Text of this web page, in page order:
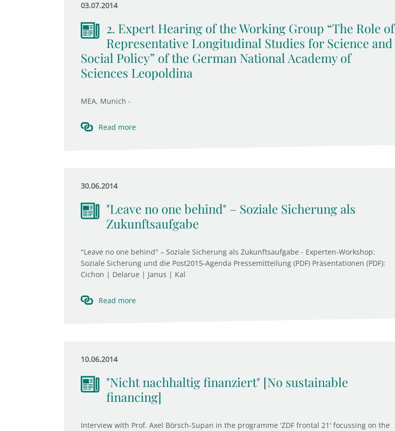
03.07.2014
2. Expert Hearing of the Working Group “The Role of
Representative Longitudinal Studies for Science and
Social Policy” of the German National Academy of
Sciences Leopoldina
MEA, Munich -
Read more
30.06.2014
"Leave no one behind" – Soziale Sicherung als
Zukunftsaufgabe
"Leave no one behind" – Soziale Sicherung als Zukunftsaufgabe - Experten-Workshop:
Soziale Sicherung und die Post2015-Agenda Pressemitteilung (PDF) Präsentationen (PDF):
Cichon | Delarue | Janus | Kal
Read more
10.06.2014
"Nicht nachhaltig finanziert" [No sustainable
financing]
Interview with Prof. Axel Börsch-Supan in the programme 'ZDF frontal 21' focussing on the